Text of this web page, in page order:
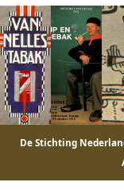
De Stichting